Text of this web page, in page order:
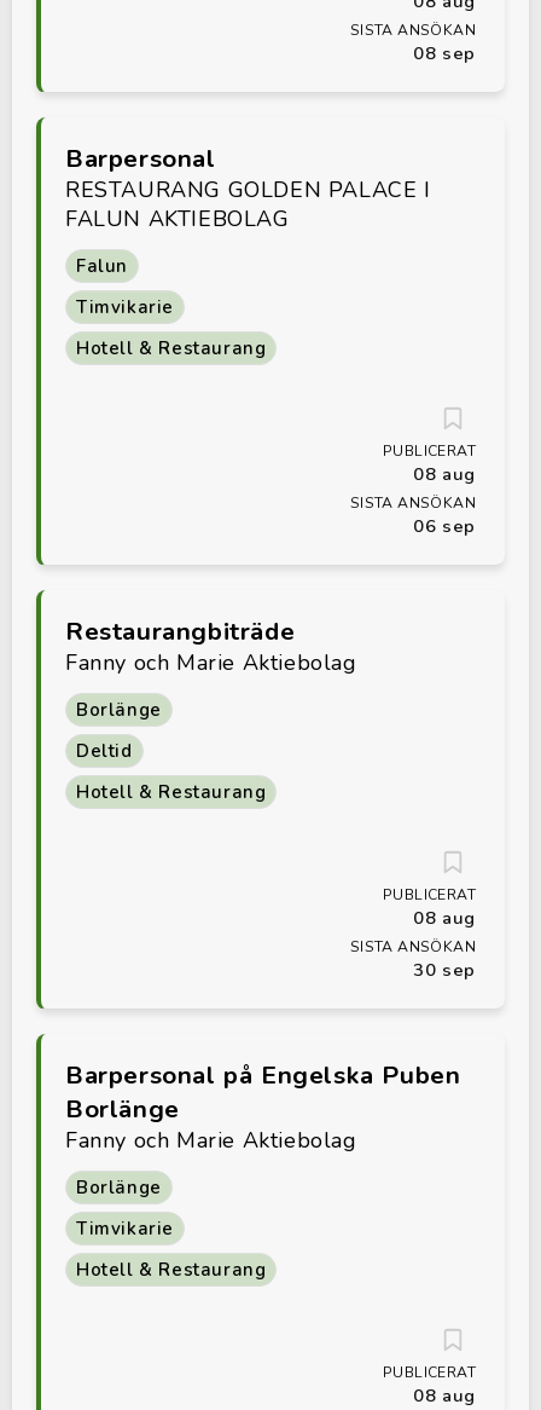
SISTA ANSÖKAN
08 sep
Barpersonal
RESTAURANG GOLDEN PALACE I
FALUN AKTIEBOLAG
Falun
Timvikarie
Hotell & Restaurang
PUBLICERAT
08 aug
SISTA ANSÖKAN
06 sep
Restaurangbiträde
Fanny och Marie Aktiebolag
Borlänge
Deltid
Hotell & Restaurang
PUBLICERAT
08 aug
SISTA ANSÖKAN
30 sep
Barpersonal på Engelska Puben
Borlänge
Fanny och Marie Aktiebolag
Borlänge
Timvikarie
Hotell & Restaurang
PUBLICERAT
08 aug